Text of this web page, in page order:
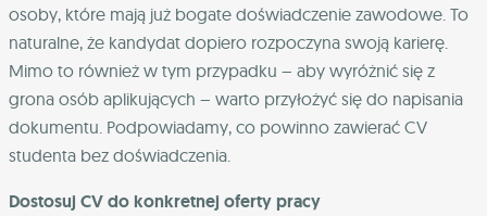
osoby, które mają już bogate doświadczenie zawodowe. To
naturalne, że kandydat dopiero rozpoczyna swoją karierę.
Mimo to również w tym przypadku – aby wyróżnić się z
grona osób aplikujących – warto przyłożyć się do napisania
dokumentu. Podpowiadamy, co powinno zawierać CV
studenta bez doświadczenia.
Dostosuj CV do konkretnej oferty pracy